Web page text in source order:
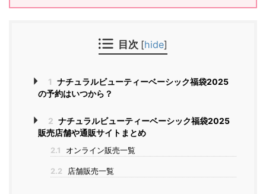
目次 [hide]
1 ナチュラルビューティーベーシック福袋2025
の予約はいつから？
2 ナチュラルビューティーベーシック福袋2025
販売店舗や通販サイトまとめ
2.1 オンライン販売一覧
2.2 店舗販売一覧